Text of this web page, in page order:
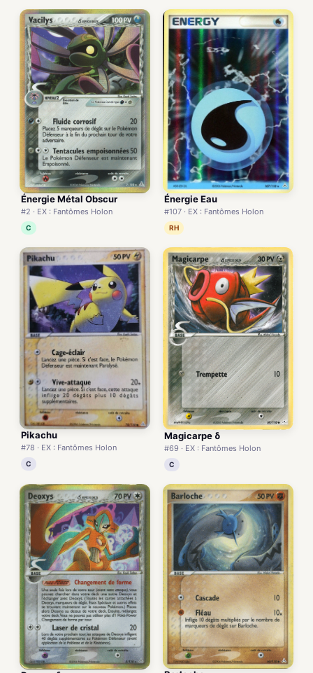
Énergie Métal Obscur
#2 · EX : Fantômes Holon
C
Énergie Eau
#107 · EX : Fantômes Holon
RH
Pikachu
#78 · EX : Fantômes Holon
C
Magicarpe δ
#69 · EX : Fantômes Holon
C